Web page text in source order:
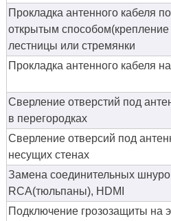
Прокладка антенного кабеля
открытым способом(крепление
лестницы или стремянки
Прокладка антенного кабеля
Сверление отверстий под
в перегородках
Сверление отверсий под
несущих стенах
Замена соединительных
RCA(тюльпаны), HDMI
Подключение грозозащиты на